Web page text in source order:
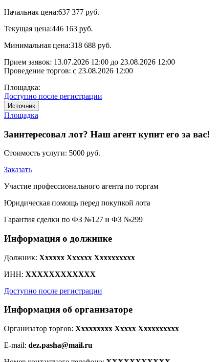
Начальная цена:637 377 руб.
Текущая цена:446 163 руб.
Минимальная цена:318 688 руб.
Прием заявок: 13.07.2026 12:00 до 23.08.2026 12:00
Проведение торгов: с 23.08.2026 12:00
Площадка:
Доступно после регистрации
Источник
Площадка
Заинтересовал лот? Наш агент купит его за вас!
Стоимость услуги: 5000 руб.
Заказать
Участие профессионального агента по торгам
Юридическая помощь перед покупкой лота
Гарантия сделки по ФЗ №127 и ФЗ №299
Информация о должнике
Должник: Xxxxxx Xxxxxx Xxxxxxxxxx
ИНН: XXXXXXXXXXXX
Доступно после регистрации
Информация об организаторе
Организатор торгов: Xxxxxxxxx Xxxxx Xxxxxxxxxx
E-mail: dez.pasha@mail.ru